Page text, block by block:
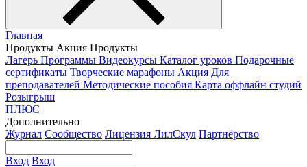
Главная
Продукты Акция Продукты
Лагерь Программы Видеокурсы Каталог уроков Подарочные
сертификаты Творческие марафоны Акция Для
преподавателей Методические пособия Карта оффлайн студий
Розыгрыш
ПЛЮС
Дополнительно
Журнал Сообщество Лицензия ЛилСкул Партнёрство
Вход Вход